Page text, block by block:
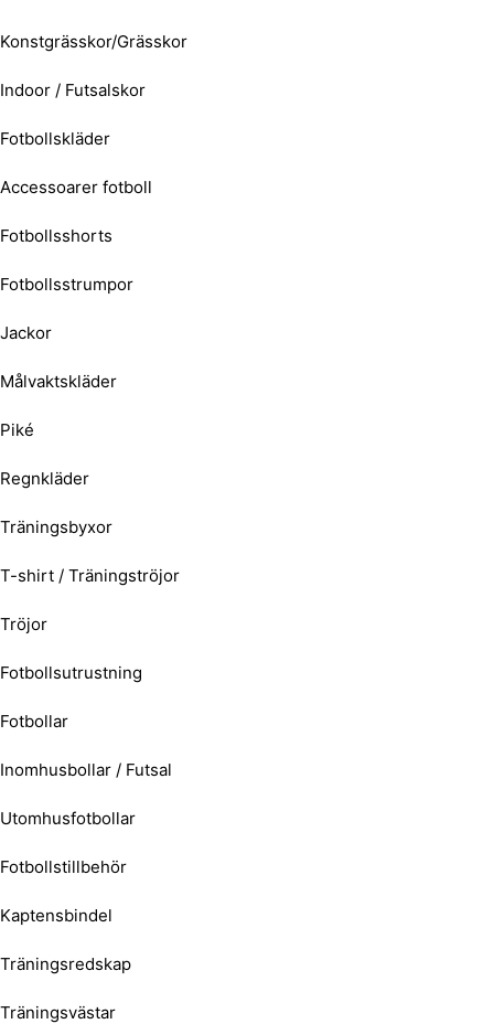
Konstgrässkor/Grässkor
Indoor / Futsalskor
Fotbollskläder
Accessoarer fotboll
Fotbollsshorts
Fotbollsstrumpor
Jackor
Målvaktskläder
Piké
Regnkläder
Träningsbyxor
T-shirt / Träningströjor
Tröjor
Fotbollsutrustning
Fotbollar
Inomhusbollar / Futsal
Utomhusfotbollar
Fotbollstillbehör
Kaptensbindel
Träningsredskap
Träningsvästar